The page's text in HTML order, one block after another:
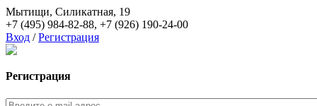
Мытищи, Силикатная, 19
+7 (495) 984-82-88, +7 (926) 190-24-00
Вход / Регистрация
Регистрация